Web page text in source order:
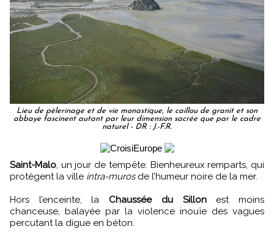
Lieu de pèlerinage et de vie monastique, le caillou de granit et son
abbaye fascinent autant par leur dimension sacrée que par le cadre
naturel - DR : J.-F.R.
Saint-Malo, un jour de tempête. Bienheureux remparts, qui
protègent la ville intra-murosde l’humeur noire de la mer.
Hors l’enceinte, la Chaussée du Sillonest moins
chanceuse, balayée par la violence inouïe des vagues
percutant la digue en béton.